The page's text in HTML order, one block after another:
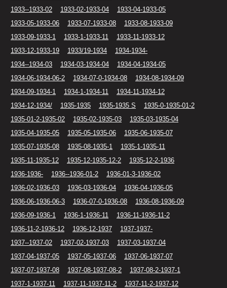
1933--1933-02
1933-02-1933-04
1933-04-1933-05
1933-05-1933-06
1933-07-1933-08
1933-08-1933-09
1933-09-1933-1
1933-1-1933-11
1933-11-1933-12
1933-12-1933-19
1933/19-1934
1934-1934-
1934--1934-03
1934-03-1934-04
1934-04-1934-05
1934-06-1934-06-2
1934-07-0-1934-08
1934-08-1934-09
1934-09-1934-1
1934-1-1934-11
1934-11-1934-12
1934-12-1934/
1935-1935 1935-1935 S
1935-0-1935-01-2
1935-01-2-1935-02
1935-02-1935-03
1935-03-1935-04
1935-04-1935-05
1935-05-1935-06
1935-06-1935-07
1935-07-1935-08
1935-08-1935-1
1935-1-1935-11
1935-11-1935-12
1935-12-1935-12-2
1935-12-2-1936
1936-1936-
1936--1936-01-2
1936-01-3-1936-02
1936-02-1936-03
1936-03-1936-04
1936-04-1936-05
1936-06-1936-06-3
1936-07-0-1936-08
1936-08-1936-09
1936-09-1936-1
1936-1-1936-11
1936-11-1936-11-2
1936-11-2-1936-12
1936-12-1937
1937-1937-
1937--1937-02
1937-02-1937-03
1937-03-1937-04
1937-04-1937-05
1937-05-1937-06
1937-06-1937-07
1937-07-1937-08
1937-08-1937-08-2
1937-08-2-1937-1
1937-1-1937-11
1937-11-1937-11-2
1937-11-2-1937-12